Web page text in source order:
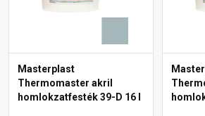
Masterplast
Thermomaster akril
homlokzatfesték 39-D 16 l